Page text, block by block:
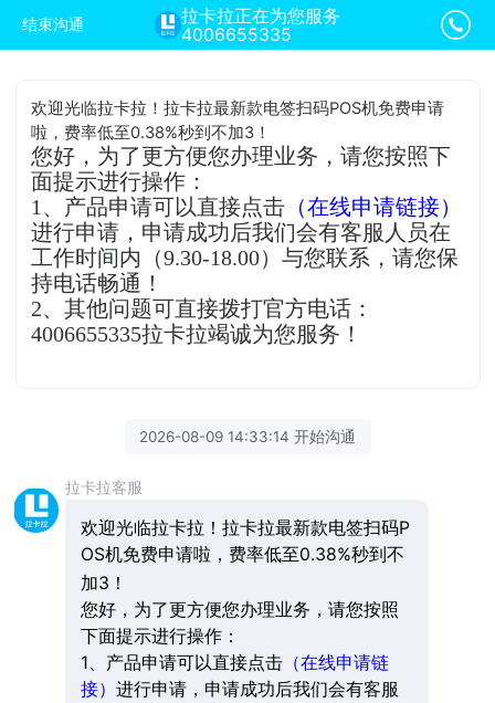
结束沟通
拉卡拉正在为您服务
4006655335
欢迎光临拉卡拉！拉卡拉最新款电签扫码POS机免费申请
啦，费率低至0.38%秒到不加3！
您好，为了更方便您办理业务，请您按照下
面提示进行操作：
1、产品申请可以直接点击 （在线申请链接）
进行申请，申请成功后我们会有客服人员在
工作时间内（9.30-18.00）与您联系，请您保
持电话畅通！
2、其他问题可直接拨打官方电话：
4006655335拉卡拉竭诚为您服务！
2026-08-09 14:33:14 开始沟通
拉卡拉客服
欢迎光临拉卡拉！拉卡拉最新款电签扫码P
OS机免费申请啦，费率低至0.38%秒到不
加3！
您好，为了更方便您办理业务，请您按照
下面提示进行操作：
1、产品申请可以直接点击（在线申请链
接） 进行申请，申请成功后我们会有客服